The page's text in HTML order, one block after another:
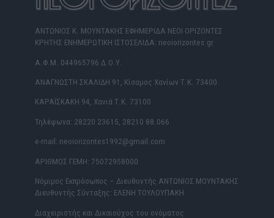
ΑΝΤΩΝΙΟΣ Κ. ΜΟΥΝΤΑΚΗΣ ΕΦΗΜΕΡΙΔΑ ΝΕΟΙ ΟΡΙΖΟΝΤΕΣ
ΚΡΗΤΗΣ ΕΝΗΜΕΡΩΤΙΚΗ ΙΣΤΟΣΕΛΙΔΑ: neoiorizontes.gr
Α.Φ.Μ. 044965796 Δ.Ο.Υ.
ΑΝΑΓΝΩΣΤΗ ΣΚΑΛΙΔΗ 91, Κίσαμος Χανίων Τ.Κ. 73400
ΚΑΡΑΪΣΚΑΚΗ 94, Χανιά Τ.Κ. 73100
Τηλέφωνα: 28220 23615, 28210 88.066
e-mail: neoiorizontes1992@gmail.com
ΑΡΙΘΜΟΣ ΓΕΜΗ: 75072958000
Νόμιμος Εκπρόσωπος – Διευθυντής ΑΝΤΩΝΙΟΣ ΜΟΥΝΤΑΚΗΣ
Διευθυντής Σύνταξης: ΕΛΕΝΗ ΤΟΥΛΟΥΠΑΚΗ
Διαχειριστής και Δικαιούχος του ονόματος